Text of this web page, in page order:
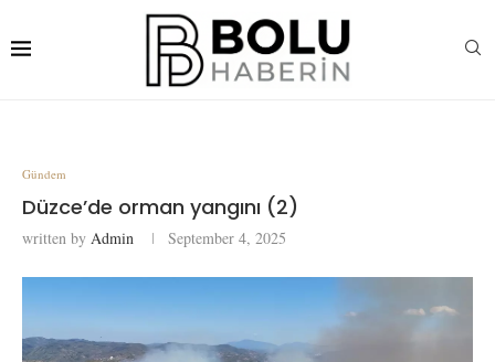
Gündem
Düzce’de orman yangını (2)
written by Admin September 4, 2025